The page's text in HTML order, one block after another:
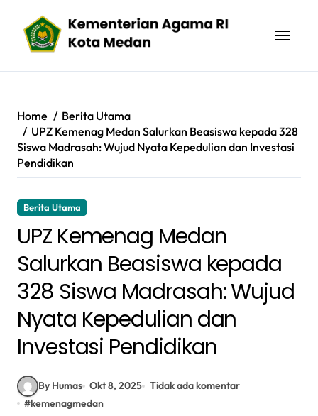
content
Home
Berita Utama
UPZ Kemenag Medan Salurkan Beasiswa kepada 328
Siswa Madrasah: Wujud Nyata Kepedulian dan Investasi
Pendidikan
Berita Utama
UPZ Kemenag Medan
Salurkan Beasiswa kepada
328 Siswa Madrasah: Wujud
Nyata Kepedulian dan
Investasi Pendidikan
By Humas Okt 8, 2025 Tidak ada komentar
#kemenagmedan